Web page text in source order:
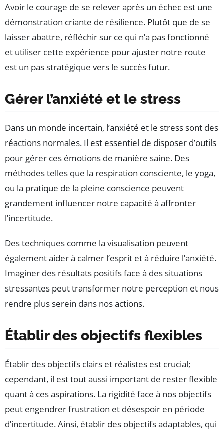
Avoir le courage de se relever après un échec est une
démonstration criante de résilience. Plutôt que de se
laisser abattre, réfléchir sur ce qui n’a pas fonctionné
et utiliser cette expérience pour ajuster notre route
est un pas stratégique vers le succès futur.
Gérer l’anxiété et le stress
Dans un monde incertain, l’anxiété et le stress sont des
réactions normales. Il est essentiel de disposer d’outils
pour gérer ces émotions de manière saine. Des
méthodes telles que la respiration consciente, le yoga,
ou la pratique de la pleine conscience peuvent
grandement influencer notre capacité à affronter
l’incertitude.
Des techniques comme la visualisation peuvent
également aider à calmer l’esprit et à réduire l’anxiété.
Imaginer des résultats positifs face à des situations
stressantes peut transformer notre perception et nous
rendre plus serein dans nos actions.
Établir des objectifs flexibles
Établir des objectifs clairs et réalistes est crucial;
cependant, il est tout aussi important de rester flexible
quant à ces aspirations. La rigidité face à nos objectifs
peut engendrer frustration et désespoir en période
d’incertitude. Ainsi, établir des objectifs adaptables, qui